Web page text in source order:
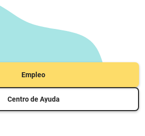
Empleo
Centro de Ayuda